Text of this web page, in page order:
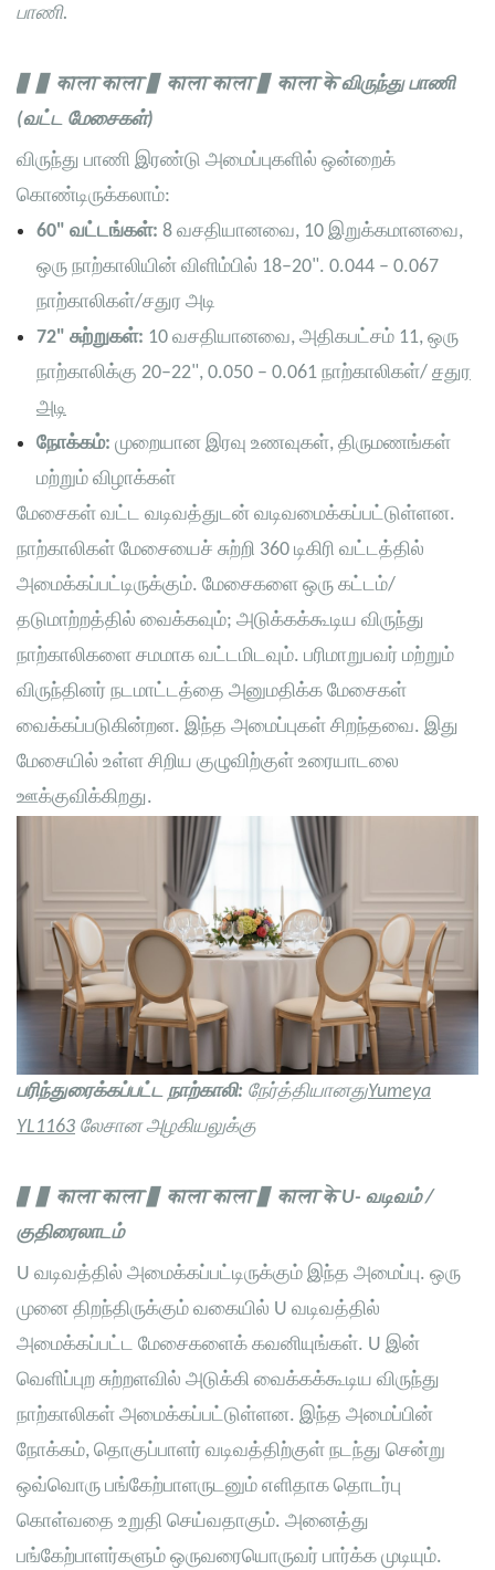
பாணி.
▋ ▋ काला काला ▋ काला काला ▋ काला के விருந்து பாணி
(வட்ட மேசைகள்)
விருந்து பாணி இரண்டு அமைப்புகளில் ஒன்றைக்
கொண்டிருக்கலாம்:
60" வட்டங்கள்: 8 வசதியானவை, 10 இறுக்கமானவை,
ஒரு நாற்காலியின் விளிம்பில் 18–20". 0.044 – 0.067
நாற்காலிகள்/சதுர அடி
72" சுற்றுகள்: 10 வசதியானவை, அதிகபட்சம் 11, ஒரு
நாற்காலிக்கு 20–22", 0.050 – 0.061 நாற்காலிகள்/ சதுர
அடி
நோக்கம்: முறையான இரவு உணவுகள், திருமணங்கள்
மற்றும் விழாக்கள்
மேசைகள் வட்ட வடிவத்துடன் வடிவமைக்கப்பட்டுள்ளன.
நாற்காலிகள் மேசையைச் சுற்றி 360 டிகிரி வட்டத்தில்
அமைக்கப்பட்டிருக்கும். மேசைகளை ஒரு கட்டம்/
தடுமாற்றத்தில் வைக்கவும்; அடுக்கக்கூடிய விருந்து
நாற்காலிகளை சமமாக வட்டமிடவும். பரிமாறுபவர் மற்றும்
விருந்தினர் நடமாட்டத்தை அனுமதிக்க மேசைகள்
வைக்கப்படுகின்றன. இந்த அமைப்புகள் சிறந்தவை. இது
மேசையில் உள்ள சிறிய குழுவிற்குள் உரையாடலை
ஊக்குவிக்கிறது.
பரிந்துரைக்கப்பட்ட நாற்காலி: நேர்த்தியானதுYumeya
YL1163 லேசான அழகியலுக்கு
▋ ▋ काला काला ▋ काला काला ▋ काला के U- வடிவம் /
குதிரைலாடம்
U வடிவத்தில் அமைக்கப்பட்டிருக்கும் இந்த அமைப்பு. ஒரு
முனை திறந்திருக்கும் வகையில் U வடிவத்தில்
அமைக்கப்பட்ட மேசைகளைக் கவனியுங்கள். U இன்
வெளிப்புற சுற்றளவில் அடுக்கி வைக்கக்கூடிய விருந்து
நாற்காலிகள் அமைக்கப்பட்டுள்ளன. இந்த அமைப்பின்
நோக்கம், தொகுப்பாளர் வடிவத்திற்குள் நடந்து சென்று
ஒவ்வொரு பங்கேற்பாளருடனும் எளிதாக தொடர்பு
கொள்வதை உறுதி செய்வதாகும். அனைத்து
பங்கேற்பாளர்களும் ஒருவரையொருவர் பார்க்க முடியும்.